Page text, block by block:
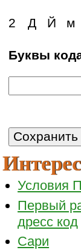
м
Й
Д
2
Буквы
Условия
Первый
дресс код
Сари